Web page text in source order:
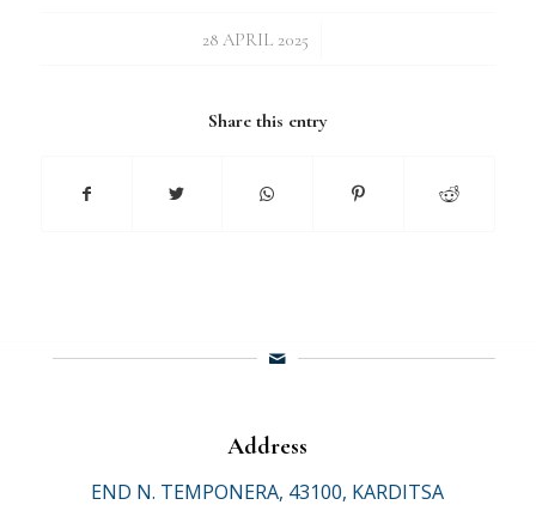
28 APRIL 2025
/
Share this entry
Address
END N. TEMPONERA, 43100, KARDITSA